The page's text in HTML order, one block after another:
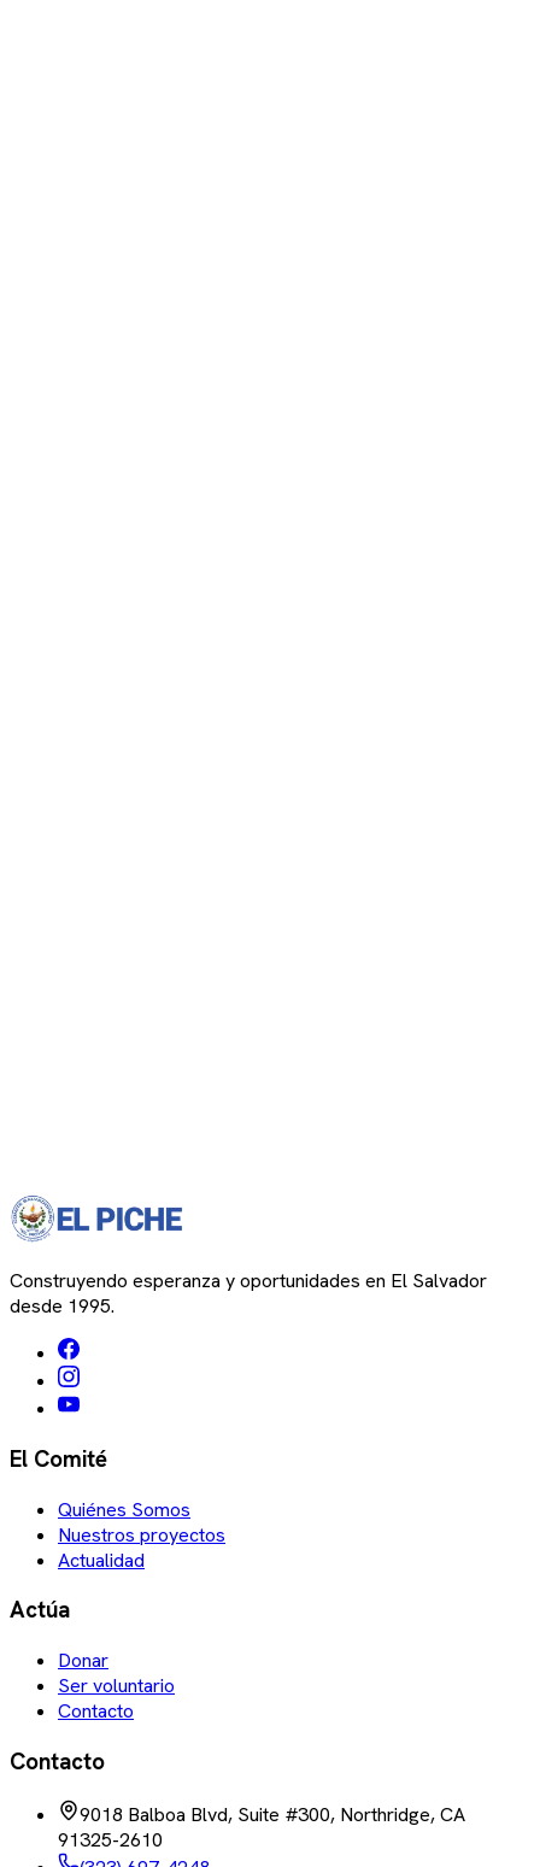
Construyendo esperanza y oportunidades en El Salvador
desde 1995.
El Comité
Quiénes Somos
Nuestros proyectos
Actualidad
Actúa
Donar
Ser voluntario
Contacto
Contacto
9018 Balboa Blvd, Suite #300, Northridge, CA
91325-2610